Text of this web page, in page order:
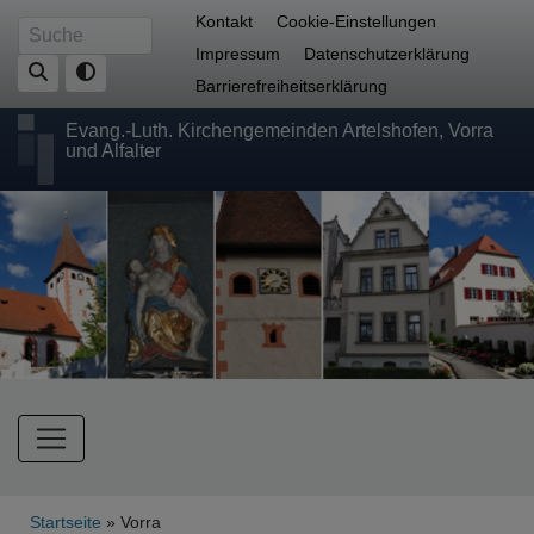
zum
Inhalt
Suche Fußbereichsmenü
Kontakt
Cookie-Einstellungen
Impressum
Datenschutzerklärung
Barrierefreiheitserklärung
Evang.-Luth. Kirchengemeinden Artelshofen, Vorra
und Alfalter
Hauptnavigation
Startseite Vorra